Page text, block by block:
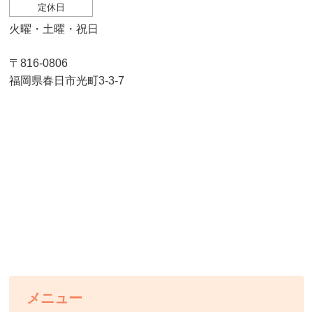
定休日
火曜・土曜・祝日
〒816-0806
福岡県春日市光町3-3-7
メニュー